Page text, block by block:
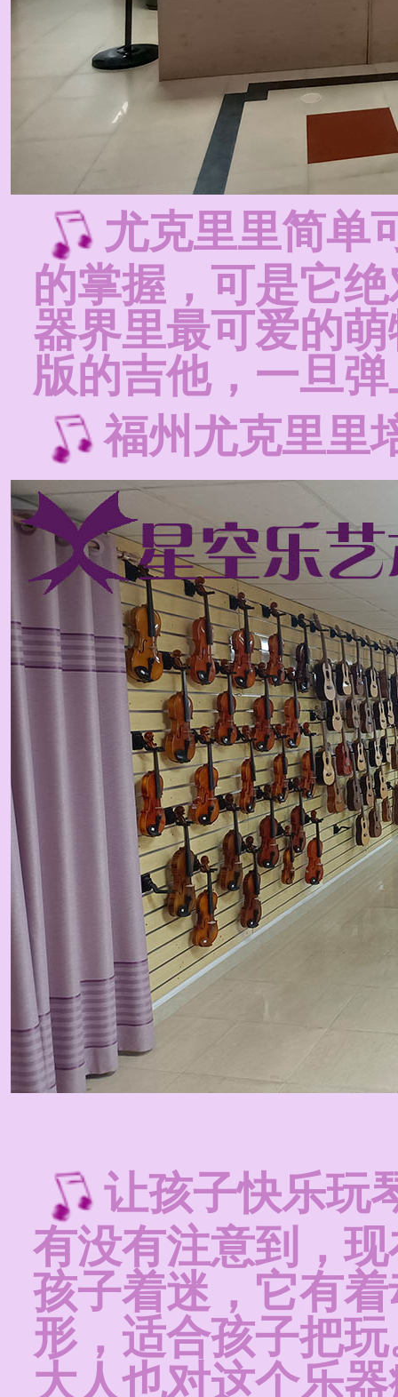
尤克里里简单
的掌握，可是它
器界里最可爱的
版的吉他，一旦
福州尤克里里
让孩子快乐玩
有没有注意到，
孩子着迷，它有
形，适合孩子把
大人也对这个乐